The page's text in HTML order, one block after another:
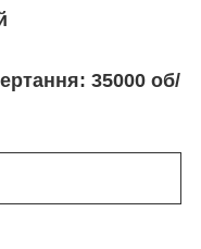
35000 об/